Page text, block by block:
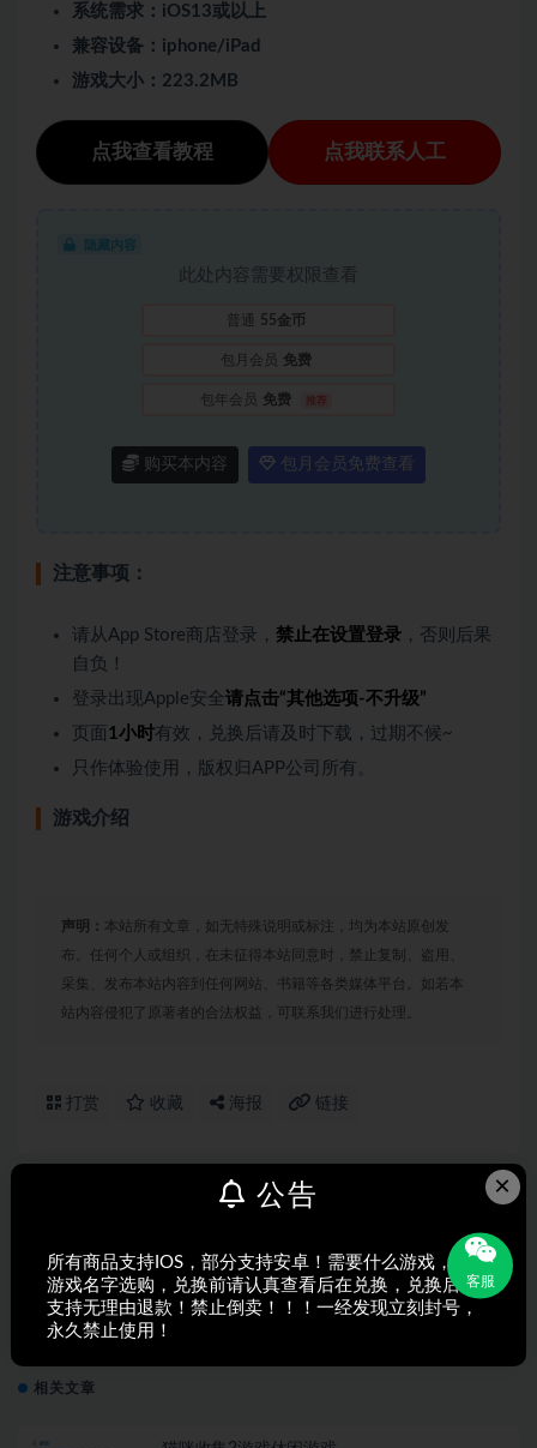
系统需求：iOS13或以上
兼容设备：iphone/iPad
游戏大小：223.2MB
点我查看教程 点我联系人工
隐藏内容
此处内容需要权限查看
普通 55金币
包月会员 免费
包年会员 免费 推荐
购买本内容 包月会员免费查看
注意事项：
请从App Store商店登录， 禁止在设置登录 ，否则后果
自负！
登录出现Apple安全请点击“其他选项-不升级”
页面 1小时有效，兑换后请及时下载，过期不候~
只作体验使用，版权归APP公司所有。
游戏介绍
声明： 本站所有文章，如无特殊说明或标注，均为本站原创发
布。任何个人或组织，在未征得本站同意时，禁止复制、盗用、
采集、发布本站内容到任何网站、书籍等各类媒体平台。如若本
站内容侵犯了原著者的合法权益，可联系我们进行处理。
打赏 收藏 海报 链接
上一篇
帝国传奇 ：像素英雄回合制策略游戏
下一篇
气球塔防6Bloons TD 6塔防游戏
相关文章
客服
×
公告
所有商品支持IOS，部分支持安卓！需要什么游戏，搜索
游戏名字选购，兑换前请认真查看后在兑换，兑换后不
支持无理由退款！禁止倒卖！！！一经发现立刻封号，
永久禁止使用！